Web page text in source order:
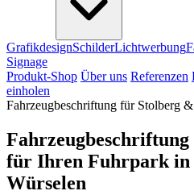
GrafikdesignSchilderLichtwerbung
Signage
Produkt-Shop Über uns Referenzen
einholen
Fahrzeugbeschriftung für Stolberg
für Ihren Fuhrpark in
Würselen